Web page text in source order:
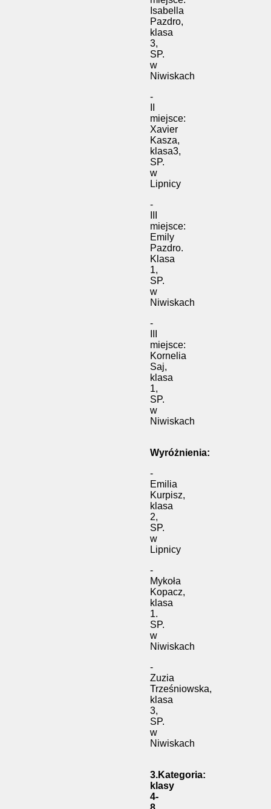
Isabella
Pazdro,
klasa
3,
SP.
w
Niwiskach
-
miejsce:
Xavier
Kasza,
klasa3,
SP.
w
Lipnicy
-
miejsce:
Emily
Pazdro.
Klasa
1,
SP.
w
Niwiskach
-
miejsce:
Kornelia
Saj,
klasa
1,
SP.
w
Niwiskach
Wyróżnienia:
-
Emilia
Kurpisz,
klasa
2,
SP.
w
Lipnicy
-
Mykoła
Kopacz,
klasa
1.
SP.
w
Niwiskach
-
Zuzia
Trześniowska,
klasa
3,
SP.
w
Niwiskach
3.Kategoria:
klasy
4-